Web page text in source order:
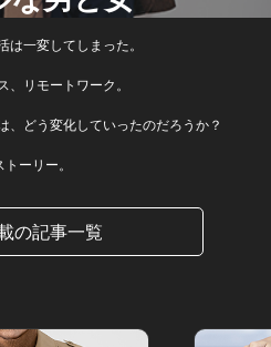
一変してしまった。
リモートワーク。
、どう変化していったのだろうか？
ーリー。
の記事一覧